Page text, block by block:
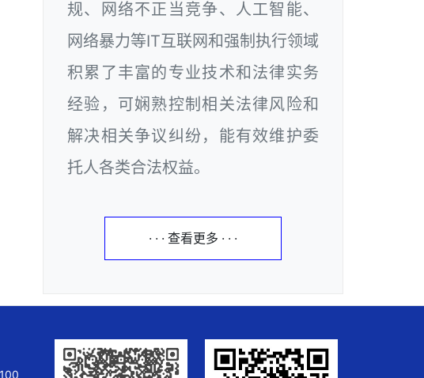
规、网络不正当竞争、人工智能、
网络暴力等IT互联网和强制执行领域
积累了丰富的专业技术和法律实务
经验，可娴熟控制相关法律风险和
解决相关争议纠纷，能有效维护委
托人各类合法权益。
· · · 查看更多 · · ·